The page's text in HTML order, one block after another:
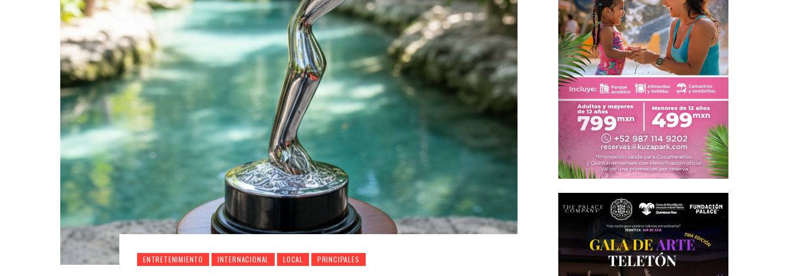
ENTRETENIMIENTO INTERNACIONAL LOCAL PRINCIPALES